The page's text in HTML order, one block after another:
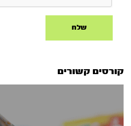
קורסים קשורים